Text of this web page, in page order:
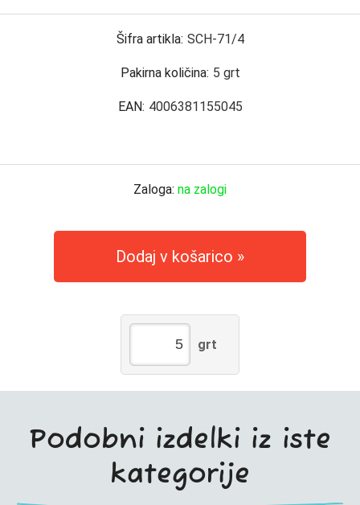
Šifra artikla: SCH-71/4
Pakirna količina: 5 grt
EAN: 4006381155045
Zaloga: na zalogi
Dodaj v košarico
grt
Podobni izdelki iz iste
kategorije